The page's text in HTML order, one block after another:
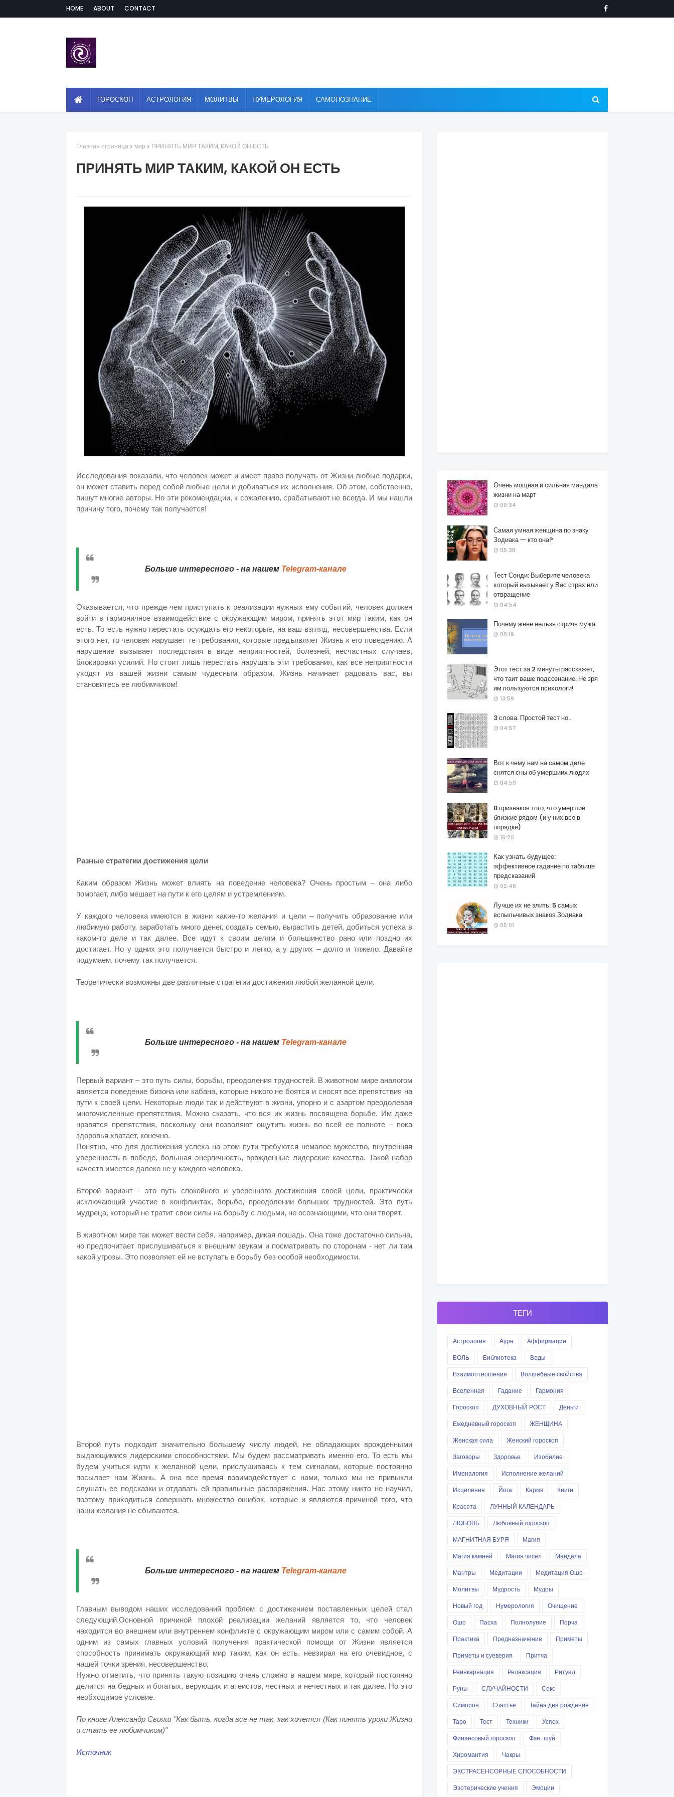
HOME ABOUT CONTACT
ГОРОСКОП АСТРОЛОГИЯ МОЛИТВЫ НУМЕРОЛОГИЯ САМОПОЗНАНИЕ
Главная страница мир ПРИНЯТЬ МИР ТАКИМ, КАКОЙ ОН ЕСТЬ
ПРИНЯТЬ МИР ТАКИМ, КАКОЙ ОН ЕСТЬ
Исследования показали, что человек может и имеет право получать от Жизни любые подарки,
он может ставить перед собой любые цели и добиваться их исполнения. Об этом, собственно,
пишут многие авторы. Но эти рекомендации, к сожалению, срабатывают не всегда. И мы нашли
причину того, почему так получается!
Больше интересного - на нашем Telegram-канале
Оказывается, что прежде чем приступать к реализации нужных ему событий, человек должен
войти в гармоничное взаимодействие с окружающим миром, принять этот мир таким, как он
есть. То есть нужно перестать осуждать его некоторые, на ваш взгляд, несовершенства. Если
этого нет, то человек нарушает те требования, которые предъявляет Жизнь к его поведению. А
нарушение вызывает последствия в виде неприятностей, болезней, несчастных случаев,
блокировки усилий. Но стоит лишь перестать нарушать эти требования, как все неприятности
уходят из вашей жизни самым чудесным образом. Жизнь начинает радовать вас, вы
становитесь ее любимчиком!
Разные стратегии достижения цели
Каким образом Жизнь может влиять на поведение человека? Очень простым – она либо
помогает, либо мешает на пути к его целям и устремлениям.
У каждого человека имеются в жизни какие-то желания и цели – получить образование или
любимую работу, заработать много денег, создать семью, вырастить детей, добиться успеха в
каком-то деле и так далее. Все идут к своим целям и большинство рано или поздно их
достигает. Но у одних это получается быстро и легко, а у других – долго и тяжело. Давайте
подумаем, почему так получается.
Теоретически возможны две различные стратегии достижения любой желанной цели.
Больше интересного - на нашем Telegram-канале
Первый вариант – это путь силы, борьбы, преодоления трудностей. В животном мире аналогом
является поведение бизона или кабана, которые никого не боятся и сносят все препятствия на
пути к своей цели. Некоторые люди так и действуют в жизни, упорно и с азартом преодолевая
многочисленные препятствия. Можно сказать, что вся их жизнь посвящена борьбе. Им даже
нравятся препятствия, поскольку они позволяют ощутить жизнь во всей ее полноте – пока
здоровья хватает, конечно.
Понятно, что для достижения успеха на этом пути требуются немалое мужество, внутренняя
уверенность в победе, большая энергичность, врожденные лидерские качества. Такой набор
качеств имеется далеко не у каждого человека.
Второй вариант - это путь спокойного и уверенного достижения своей цели, практически
исключающий участие в конфликтах, борьбе, преодолении больших трудностей. Это путь
мудреца, который не тратит свои силы на борьбу с людьми, не осознающими, что они творят.
В животном мире так может вести себя, например, дикая лошадь. Она тоже достаточно сильна,
но предпочитает прислушиваться к внешним звукам и посматривать по сторонам - нет ли там
какой угрозы. Это позволяет ей не вступать в борьбу без особой необходимости.
Второй путь подходит значительно большему числу людей, не обладающих врожденными
выдающимися лидерскими способностями. Мы будем рассматривать именно его. То есть мы
будем учиться идти к желанной цели, прислушиваясь к тем сигналам, которые постоянно
посылает нам Жизнь. А она все время взаимодействует с нами, только мы не привыкли
слушать ее подсказки и отдавать ей правильные распоряжения. Нас этому никто не научил,
поэтому приходиться совершать множество ошибок, которые и являются причиной того, что
наши желания не сбываются.
Больше интересного - на нашем Telegram-канале
Главным выводом наших исследований проблем с достижением поставленных целей стал
следующий.Основной причиной плохой реализации желаний является то, что человек
находится во внешнем или внутреннем конфликте с окружающим миром или с самим собой. А
одним из самых главных условий получения практической помощи от Жизни является
способность принимать окружающий мир таким, как он есть, невзирая на его очевидное, с
нашей точки зрения, несовершенство.
Нужно отметить, что принять такую позицию очень сложно в нашем мире, который постоянно
делится на бедных и богатых, верующих и атеистов, честных и нечестных и так далее. Но это
необходимое условие.
По книге Александр Свияш "Как быть, когда все не так, как хочется (Как понять уроки Жизни
и стать ее любимчиком)"
Источник
Очень мощная и сильная мандала
жизни на март
09:34
Самая умная женщина по знаку
Зодиака — кто она?
05:38
Тест Сонди: Выберите человека
который вызывает у Вас страх или
отвращение
04:54
Почему жене нельзя стричь мужа
00:19
Этот тест за 2 минуты расскажет,
что таит ваше подсознание. Не зря
им пользуются психологи!
13:59
3 слова. Простой тест но..
04:57
Вот к чему нам на самом деле
снятся сны об умершиих людях
04:59
8 признаков того, что умершие
близкие рядом (и у них все в
порядке)
16:20
Как узнать будущее:
эффективное гадание по таблице
предсказаний
02:46
Лучше их не злить: 5 самых
вспыльчивых знаков Зодиака
05:01
ТЕГИ
Астрология Аура
Аффирмации
БОЛЬ
Библиотека
Веды
Взаимоотношения
Волшебные свойства
Вселенная
Гадание
Гармония
Гороскоп
ДУХОВНЫЙ РОСТ
Деньги
Ежедневный гороскоп
ЖЕНЩИНА
Женская сила
Женский гороскоп
Заговоры
Здоровье
Изобилие
Именалогия
Исполнение желаний
Исцеление
Йога Карма
Книги
Красота
ЛУННЫЙ КАЛЕНДАРЬ
ЛЮБОВЬ
Любовный гороскоп
МАГНИТНАЯ БУРЯ
Магия
Магия камней
Магия чисел
Мандала
Мантры
Медитации
Медитация Ошо
Молитвы
Мудрость
Мудры
Новый год
Нумерология
Очищение
Ошо
Пасха Полнолуние
Порча
Практика
Предназначение
Приметы
Приметы и суеверия
Притча
Реинкарнация
Релаксация
Ритуал
Руны
СЛУЧАЙНОСТИ
Секс
Симорон
Счастье
Тайна дня рождения
Таро
Тест Техники
Успех
Финансовый гороскоп
Фэн-шуй
Хиромантия
Чакры
ЭКСТРАСЕНСОРНЫЕ СПОСОБНОСТИ
Эзотерические учения
Эмоции